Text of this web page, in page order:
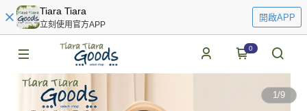
Tiara Tiara
立刻使用官方APP
開啟APP
0
1/9